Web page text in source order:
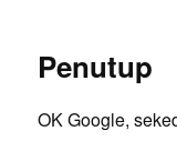
Penutup
OK Google,